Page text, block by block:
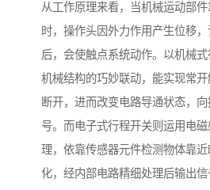
从工作原理来看，当机械运动部
时，操作头因外力作用产生位移
后，会使触点系统动作。以机械
机械结构的巧妙联动，能实现常
断开，进而改变电路导通状态，
号。而电子式行程开关则运用电
理，依靠传感器元件检测物体靠
化，经内部电路精细处理后输出